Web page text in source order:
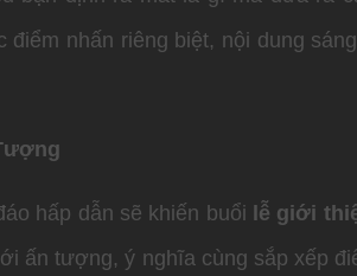
điểm nhấn riêng biệt, nội dung
hấp dẫn sẽ khiến buổi lễ giới
ấn tượng, ý nghĩa cùng sắp xếp